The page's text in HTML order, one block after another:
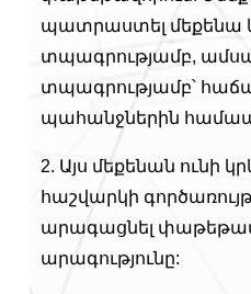
պատրաստել մեքենա
տպագրությամբ,
տպագրությամբ՝
պահանջներին
2. Այս մեքենան ունի
հաշվարկի
արագացնել
արագությունը: